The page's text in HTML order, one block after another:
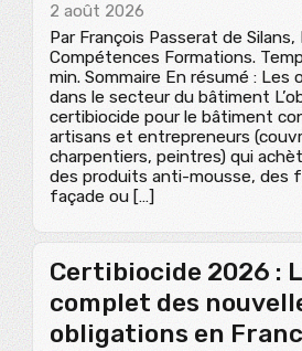
2 août 2026
Par François Passerat de
Compétences Formations.
min. Sommaire En résumé : Les
dans le secteur du bâtiment
certibiocide pour le bâtiment
artisans et entrepreneurs
charpentiers, peintres) qui
des produits anti-mousse, des
façade ou […]
Certibiocide 2026 :
complet des
obligations en